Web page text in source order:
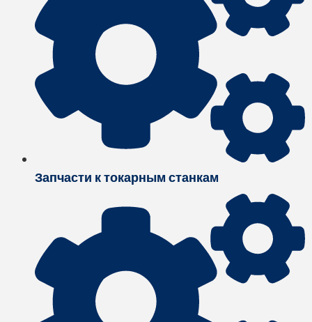
Запчасти к токарным станкам